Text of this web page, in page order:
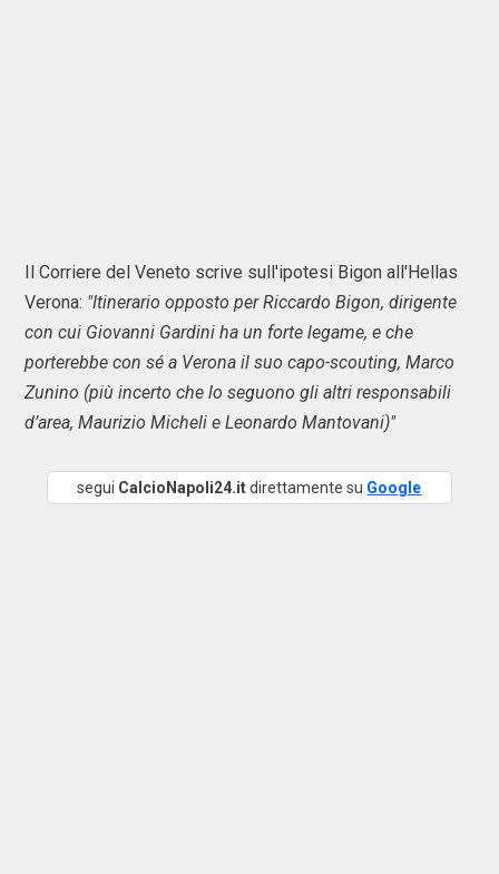
Il Corriere del Veneto scrive sull'ipotesi Bigon all'Hellas
Verona: "Itinerario opposto per Riccardo Bigon, dirigente
con cui Giovanni Gardini ha un forte legame, e che
porterebbe con sé a Verona il suo capo-scouting, Marco
Zunino (più incerto che lo seguono gli altri responsabili
d’area, Maurizio Micheli e Leonardo Mantovani)"
segui CalcioNapoli24.itdirettamente su Google